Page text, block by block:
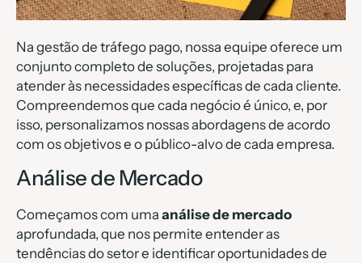
Na gestão de tráfego pago, nossa equipe oferece um
conjunto completo de soluções, projetadas para
atender às necessidades específicas de cada cliente.
Compreendemos que cada negócio é único, e, por
isso, personalizamos nossas abordagens de acordo
com os objetivos e o público-alvo de cada empresa.
Análise de Mercado
Começamos com uma análise de mercado
aprofundada, que nos permite entender as
tendências do setor e identificar oportunidades de